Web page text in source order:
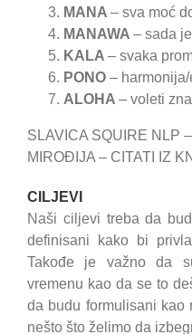
MANA – sva moć
MANAWA – sada
KALA – svaka
PONO –
ALOHA – voleti
SLAVICA SQUIRE NLP
MIROĐIJA – CITATI IZ
CILJEVI
Naši ciljevi treba da
definisani kako bi
Takođe je važno da
vremenu kao da se to
da budu formulisani kao
nešto što želimo da